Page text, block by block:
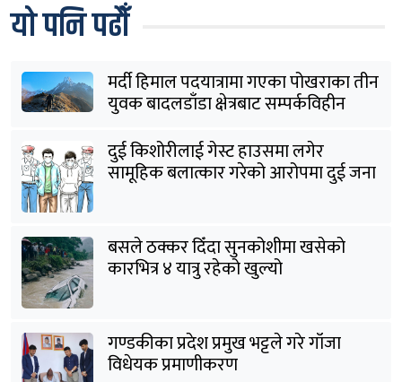
यो पनि पढौँ
मर्दी हिमाल पदयात्रामा गएका पोखराका तीन
युवक बादलडाँडा क्षेत्रबाट सम्पर्कविहीन
दुई किशोरीलाई गेस्ट हाउसमा लगेर
सामूहिक बलात्कार गरेको आरोपमा दुई जना
बसले ठक्कर दिँदा सुनकोशीमा खसेकाे
कारभित्र ४ यात्रु रहेको खुल्यो
गण्डकीका प्रदेश प्रमुख भट्टले गरे गाँजा
विधेयक प्रमाणीकरण